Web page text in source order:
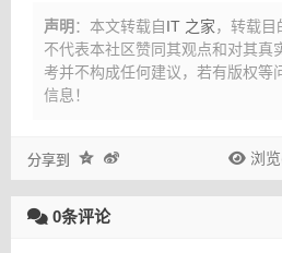
声明：本文转载自IT 之家，转载
不代表本社区赞同其观点和对其真
考并不构成任何建议， 若有版权等
信息！
分享到 浏
0条评论